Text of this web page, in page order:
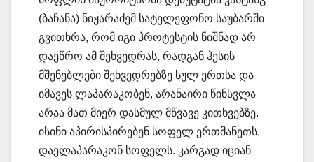
(ბაჩანა) ნიჟარაძემ სატელეფონო საუბარში
გვითხრა, რომ იგი პროტესტის ნიშნად არ
დაეწრო ამ შეხვედრას, რადგან ჰესის
მშენებლები შეხვედრებზე სულ ერთსა და
იმავეს ლაპარაკობენ, არანაირი წინსვლა
არაა მათ მიერ დასმულ მწვავე კითხვებზე.
ისინი აპირისპირებენ სოფელ ერთმანეთს.
დაელაპარაკონ სოფელს. კარგად იციან